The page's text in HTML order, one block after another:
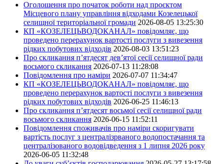
Оголошення про початок роботи над проєктом
Місцевого плану управління відходами Козелецької
селищної територіальної громади 2026-08-05 13:25:30
КП «КОЗЕЛЕЦЬВОДОКАНАЛ» повідомляє, що
проведено перерахунок вартості послуги з вивезення
рідких побутових відходів 2026-08-03 13:51:23
Про скликання п’ятдесят дев’ятої сесії селищної ради
восьмого скликання 2026-07-13 11:28:08
Повідомлення про наміри 2026-07-07 11:34:47
КП «КОЗЕЛЕЦЬВОДОКАНАЛ» повідомляє, що
проведено перерахунок вартості послуги з вивезення
рідких побутових відходів 2026-06-25 11:46:13
Про скликання п’ятдесят восьмої сесії селищної ради
восьмого скликання 2026-06-15 11:52:11
Повідомлення споживачів про наміри скоригувати
вартість послуг з централізрваного водопостачання та
централізованого водовідведення з 1 липня 2026 року
2026-06-05 11:32:48